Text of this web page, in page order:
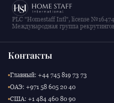
PLC "Homestaff Intl", license
Международная группа
Контакты
Главный: +44 745 819 73 73
ОАЭ: +971 58 605 20 40
США: +1 484 460 80 90